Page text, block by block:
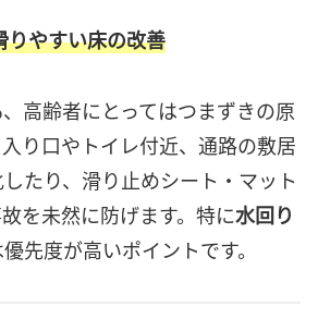
やすい床の改善
高齢者にとってはつまずきの原
り口やトイレ付近、通路の敷居
たり、滑り止めシート・マット
を未然に防げます。特に水回り
優先度が高いポイントです。